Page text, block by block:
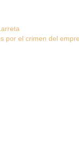
por el crimen del